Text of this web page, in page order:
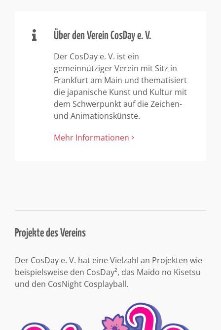
Über den Verein CosDay e. V.
Der CosDay e. V. ist ein
gemeinnütziger Verein mit Sitz in
Frankfurt am Main und thematisiert
die japanische Kunst und Kultur mit
dem Schwerpunkt auf die Zeichen-
und Animationskünste.
Mehr Informationen
Projekte des Vereins
Der CosDay e. V. hat eine Vielzahl an Projekten wie
beispielsweise den CosDay², das Maido no Kisetsu
und den CosNight Cosplayball.